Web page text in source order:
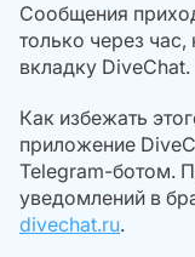
Сообщения
только через
вкладку DiveChat.
Как избежать
приложение
Telegram-ботом.
уведомлений в
divechat.ru.